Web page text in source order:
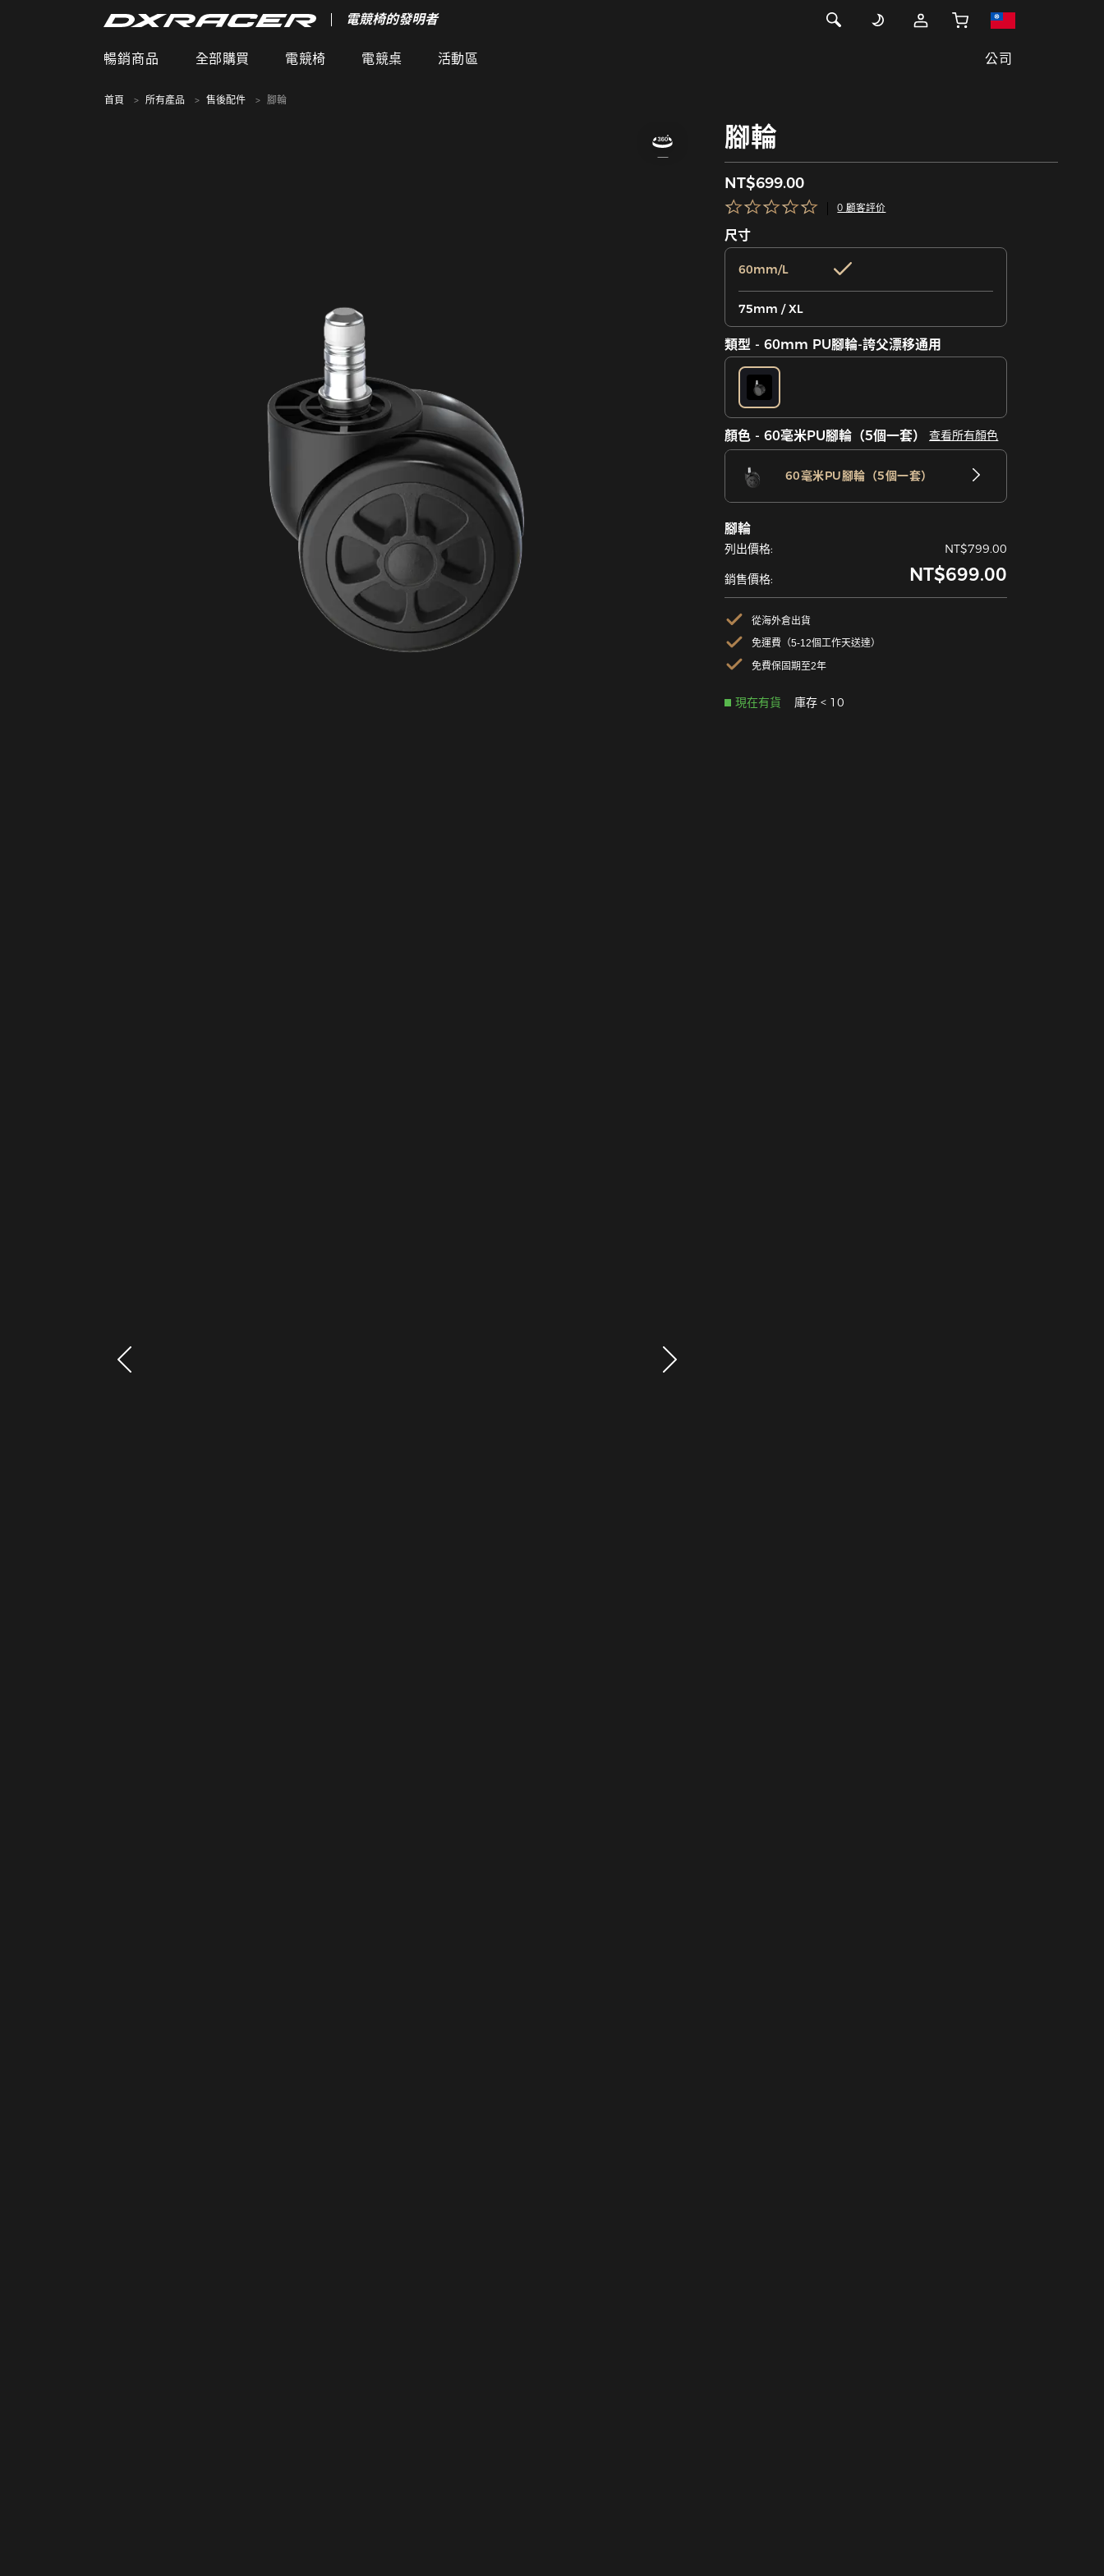
電競椅的發明者
暢銷商品 全部購買 電競椅 電競桌 活動區 公司
首頁 所有產品 售後配件 腳輪
腳輪
NT$699.00
0 顧客評价
尺寸
60mm/L
75mm / XL
類型 - 60mm PU腳輪-誇父漂移通用
顏色 - 60毫米PU腳輪（5個一套） 查看所有顏色
60毫米PU腳輪（5個一套）
腳輪
列出價格: NT$799.00
銷售價格: NT$699.00
從海外倉出貨
免運費（5-12個工作天送達）
免費保固期至2年
現在有貨 庫存 < 10